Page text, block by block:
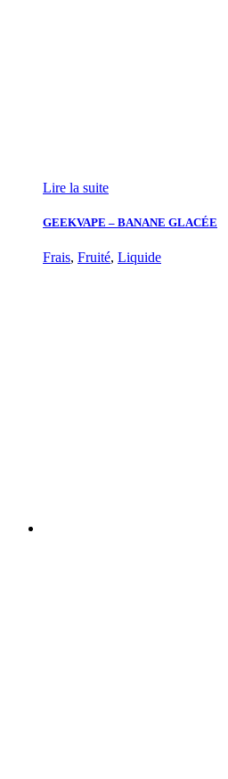
Lire la suite
GEEKVAPE – BANANE GLACÉE
Frais, Fruité, Liquide